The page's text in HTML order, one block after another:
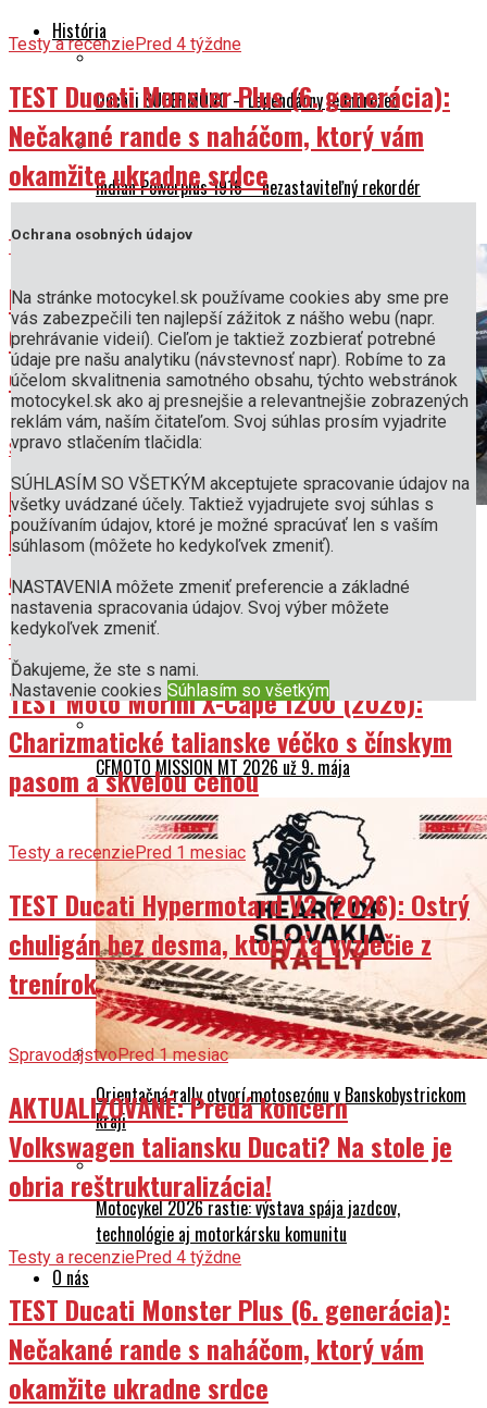
História
Ducati SUPERMONO – Legendárny jednorožec
Indian Powerplus 1916 – nezastaviteľný rekordér
Podujatia
REPORTÁŽ: Mototest Camp 2026 – Trenčianske letisko
Bratislave a legendárna Experience Tour
CFMOTO MISSION MT 2026 už 9. mája
Orientačná rally otvorí motosezónu v Banskobystrickom
kraji
Motocykel 2026 rastie: výstava spája jazdcov,
technológie aj motorkársku komunitu
O nás
Testy a recenziePred 4 týždne
TEST Ducati Monster Plus (6. generácia):
Nečakané rande s naháčom, ktorý vám
okamžite ukradne srdce
Testy a recenziePred 1 mesiac
DUEL (2026): Honda PCX 125 DX vs. Honda
CUV e: – Oplatí sa už presedlať na mestskú
elektriku?
SpravodajstvoPred 1 mesiac
Revolučný trojvalec V3R s elektrickým
kompresorom mieri do výroby. Honda ním
chce preplniť aj ďalšie modely!
Testy a recenzie
TEST Moto Morini X-Cape 1200 (2026):
Charizmatické talianske véčko s čínskym
pasom a skvelou cenou
Testy a recenzie Pred 1 mesiac
TEST Ducati Hypermotard V2 (2026): Ostrý
chuligán bez desma, ktorý ťa vyzlečie z
trenírok
SpravodajstvoPred 1 mesiac
AKTUALIZOVANÉ: Predá koncern
Volkswagen taliansku Ducati? Na stole je
obria reštrukturalizácia!
Testy a recenziePred 4 týždne
TEST Ducati Monster Plus (6. generácia):
Nečakané rande s naháčom, ktorý vám
okamžite ukradne srdce
Ochrana osobných údajov
Na stránke motocykel.sk používame cookies aby sme pre
vás zabezpečili ten najlepší zážitok z nášho webu (napr.
prehrávanie videií). Cieľom je taktiež zozbierať potrebné
údaje pre našu analytiku (návstevnosť napr). Robíme to za
účelom skvalitnenia samotného obsahu, týchto webstránok
motocykel.sk ako aj presnejšie a relevantnejšie zobrazených
reklám vám, naším čitateľom. Svoj súhlas prosím vyjadrite
vpravo stlačením tlačidla:
SÚHLASÍM SO VŠETKÝM akceptujete spracovanie údajov na
všetky uvádzané účely. Taktiež vyjadrujete svoj súhlas s
používaním údajov, ktoré je možné spracúvať len s vaším
súhlasom (môžete ho kedykoľvek zmeniť).
NASTAVENIA môžete zmeniť preferencie a základné
nastavenia spracovania údajov. Svoj výber môžete
kedykoľvek zmeniť.
Ďakujeme, že ste s nami.
Nastavenie cookies Súhlasím so všetkým